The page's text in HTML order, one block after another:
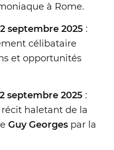
à Rome.
septembre 2025 :
célibataire
et opportunités
septembre 2025 :
haletant de la
Guy Georges par la